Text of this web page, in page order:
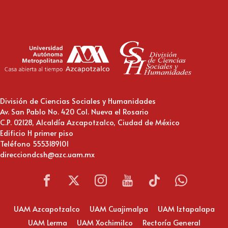
División de Ciencias Sociales y Humanidades
Av. San Pablo No. 420 Col. Nueva el Rosario
C.P. 02128, Alcaldía Azcapotzalco, Ciudad de México
Edificio H primer piso
Teléfono 5553189101
direcciondcsh@azc.uam.mx
UAM Azcapotzalco UAM Cuajimalpa
UAM Iztapalapa
UAM Lerma
UAM Xochimilco Rectoría General